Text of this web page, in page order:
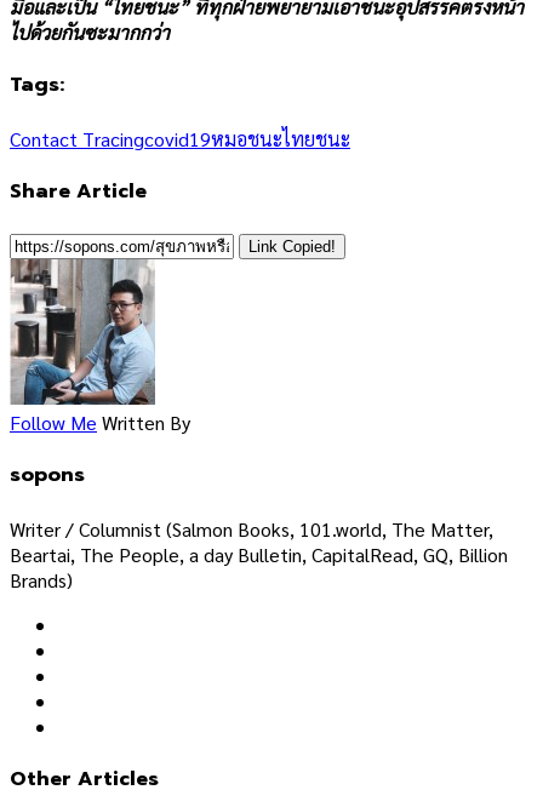
มือและเป็น “ไทยชนะ” ที่ทุกฝ่ายพยายามเอาชนะอุปสรรคตรงหน้า
ไปด้วยกันซะมากกว่า
Tags:
Contact Tracingcovid19หมอชนะไทยชนะ
Share Article
Link Copied!
Follow Me Written By
sopons
Writer / Columnist (Salmon Books, 101.world, The Matter,
Beartai, The People, a day Bulletin, CapitalRead, GQ, Billion
Brands)
Other Articles